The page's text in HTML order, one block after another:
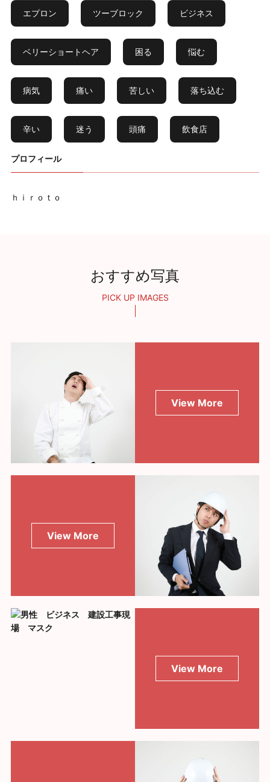
エプロン ツーブロック ビジネス
ベリーショートヘア 困る 悩む
病気 痛い 苦しい 落ち込む
辛い 迷う 頭痛 飲食店
プロフィール
ｈｉｒｏｔｏ
おすすめ写真
PICK UP IMAGES
View More
View More
View More